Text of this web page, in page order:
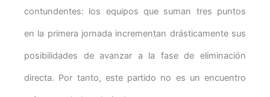
contundentes: los equipos que suman tres puntos
en la primera jornada incrementan drásticamente sus
posibilidades de avanzar a la fase de eliminación
directa. Por tanto, este partido no es un encuentro